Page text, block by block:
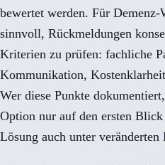
bewertet werden. Für
sinnvoll, Rückmeldungen
Kriterien zu prüfen: fachliche
Kommunikation,
Wer diese Punkte
Option nur auf den ersten
Lösung auch unter